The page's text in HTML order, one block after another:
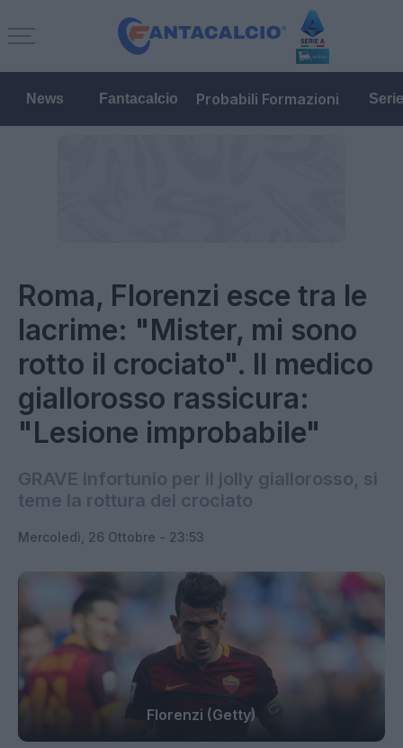
News Fantacalcio Probabili Formazioni
Roma, Florenzi esce tra le
lacrime: "Mister, mi sono
rotto il crociato". Il medico
giallorosso rassicura:
"Lesione improbabile"
GRAVE Infortunio per il jolly giallorosso, si
teme la rottura del crociato
Mercoledì, 26 Ottobre - 23:53
Florenzi (Getty)